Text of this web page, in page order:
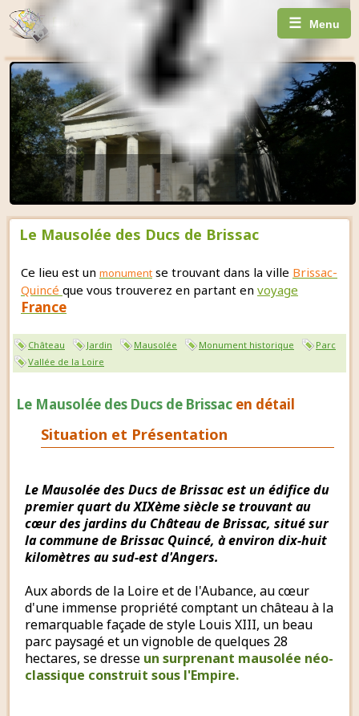
☰ Menu
Le Mausolée des Ducs de Brissac
Ce lieu est un monument se trouvant dans la ville Brissac-
Quincé que vous trouverez en partant en voyage
France
Château Jardin Mausolée Monument historique
Parc
Vallée de la Loire
Le Mausolée des Ducs de Brissac en détail
Situation et Présentation
Le Mausolée des Ducs de Brissac est un édifice du
premier quart du XIXème siècle se trouvant au
cœur des jardins du Château de Brissac, situé sur
la commune de Brissac Quincé, à environ dix-huit
kilomètres au sud-est d'Angers.
Aux abords de la Loire et de l'Aubance, au cœur
d'une immense propriété comptant un château à la
remarquable façade de style Louis XIII, un beau
parc paysagé et un vignoble de quelques 28
hectares, se dresse un surprenant mausolée néo-
classique construit sous l'Empire.